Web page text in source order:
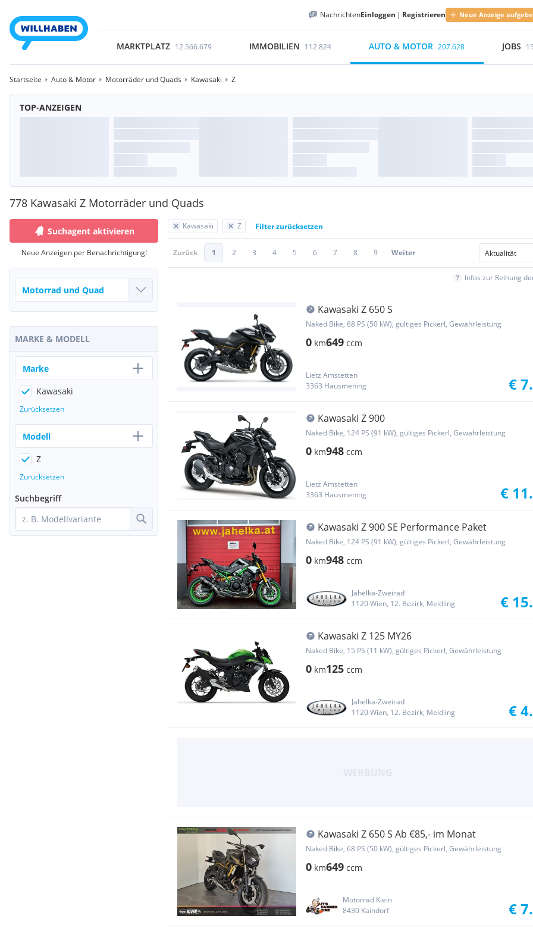
NachrichtenEinloggen | Registrieren Neue Anzeige
MARKTPLATZ 12.566.679 IMMOBILIEN 112.824 AUTO & MOTOR 207.628 JOBS
Startseite Auto & Motor Motorräder und Quads Kawasaki Z
TOP-ANZEIGEN
778 Kawasaki Z Motorräder und Quads
Kawasaki Z Filter zurücksetzen
Zurück 1 2 3 4 5 6 7 8 9 Weiter
Infos zur Reihung
Kawasaki Z 650 S
Naked Bike, 68 PS (50 kW), gültiges Pickerl, Gewährleistung
0 km649 ccm
Lietz Amstetten
3363 Hausmening
€
Kawasaki Z 900
Naked Bike, 124 PS (91 kW), gültiges Pickerl, Gewährleistung
0 km948 ccm
Lietz Amstetten
3363 Hausmening
€
Kawasaki Z 900 SE Performance Paket
Naked Bike, 124 PS (91 kW), gültiges Pickerl, Gewährleistung
0 km948 ccm
Jahelka-Zweirad
1120 Wien, 12. Bezirk, Meidling
€
Kawasaki Z 125 MY26
Naked Bike, 15 PS (11 kW), gültiges Pickerl, Gewährleistung
0 km125 ccm
Jahelka-Zweirad
1120 Wien, 12. Bezirk, Meidling
€
Kawasaki Z 650 S Ab €85,- im Monat
Naked Bike, 68 PS (50 kW), gültiges Pickerl, Gewährleistung
0 km649 ccm
Motorrad Klein
8430 Kaindorf
€
Suchagent aktivieren
Neue Anzeigen per Benachrichtigung!
MARKE & MODELL
Marke
Kawasaki
Zurücksetzen
Modell
Z
Zurücksetzen
Suchbegriff